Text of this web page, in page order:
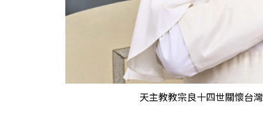
天主教教宗良十四世關懷台